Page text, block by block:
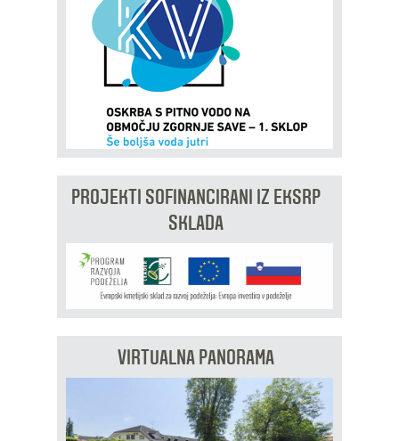
PROJEKTI SOFINANCIRANI IZ EKSRP
SKLADA
VIRTUALNA PANORAMA